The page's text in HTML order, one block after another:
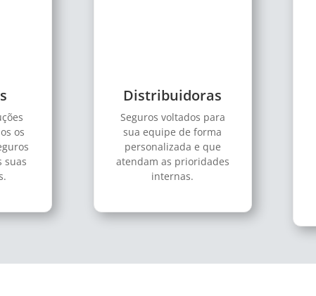
os
suas
Distribuidoras
Seguros voltados para
sua equipe de forma
personalizada e que
atendam as prioridades
internas.